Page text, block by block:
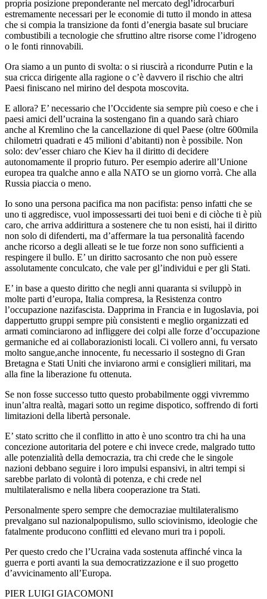
propria posizione preponderante nel mercato degl’idrocarburi
estremamente necessari per le economie di tutto il mondo in attesa
che si compia la transizione da fonti d’energia basate sul bruciare
combustibili a tecnologie che sfruttino altre risorse come l’idrogeno
o le fonti rinnovabili.
Ora siamo a un punto di svolta: o si riuscirà a ricondurre Putin e la
sua cricca dirigente alla ragione o c’è davvero il rischio che altri
Paesi finiscano nel mirino del despota moscovita.
E allora? E’ necessario che l’Occidente sia sempre più coeso e che i
paesi amici dell’ucraina la sostengano fin a quando sarà chiaro
anche al Kremlino che la cancellazione di quel Paese (oltre 600mila
chilometri quadrati e 45 milioni d’abitanti) non è possibile. Non
solo: dev’esser chiaro che Kiev ha il diritto di decidere
autonomamente il proprio futuro. Per esempio aderire all’Unione
europea tra qualche anno e alla NATO se un giorno vorrà. Che alla
Russia piaccia o meno.
Io sono una persona pacifica ma non pacifista: penso infatti che se
uno ti aggredisce, vuol impossessarti dei tuoi beni e di ciòche ti è più
caro, che arriva addirittura a sostenere che tu non esisti, hai il diritto
non solo di difenderti, ma d’affermare la tua personalità facendo
anche ricorso a degli alleati se le tue forze non sono sufficienti a
respingere il bullo. E’ un diritto sacrosanto che non può essere
assolutamente conculcato, che vale per gl’individui e per gli Stati.
E’ in base a questo diritto che negli anni quaranta si sviluppò in
molte parti d’europa, Italia compresa, la Resistenza contro
l’occupazione nazifascista. Dapprima in Francia e in Iugoslavia, poi
dappertutto gruppi sempre più consistenti e meglio organizzati ed
armati cominciarono ad infliggere dei colpi alle forze d’occupazione
germaniche ed ai collaborazionisti locali. Ci vollero anni, fu versato
molto sangue,anche innocente, fu necessario il sostegno di Gran
Bretagna e Stati Uniti che inviarono armi e consiglieri militari, ma
alla fine la liberazione fu ottenuta.
Se non fosse successo tutto questo probabilmente oggi vivremmo
inun’altra realtà, magari sotto un regime dispotico, soffrendo di forti
limitazioni della libertà personale.
E’ stato scritto che il conflitto in atto è uno scontro tra chi ha una
concezione autoritaria del potere e chi invece crede, malgrado tutto
alle potenzialità della democrazia, tra chi crede che le singole
nazioni debbano seguire i loro impulsi espansivi, in altri tempi si
sarebbe parlato di volontà di potenza, e chi crede nel
multilateralismo e nella libera cooperazione tra Stati.
Personalmente spero sempre che democraziae multilateralismo
prevalgano sul nazionalpopulismo, sullo sciovinismo, ideologie che
fatalmente producono conflitti ed elevano muri tra i popoli.
Per questo credo che l’Ucraina vada sostenuta affinché vinca la
guerra e porti avanti la sua democratizzazione e il suo progetto
d’avvicinamento all’Europa.
PIER LUIGI GIACOMONI